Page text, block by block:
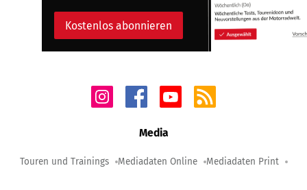
Kostenlos abonnieren
Media
Touren und Trainings Mediadaten Online Mediadaten Print